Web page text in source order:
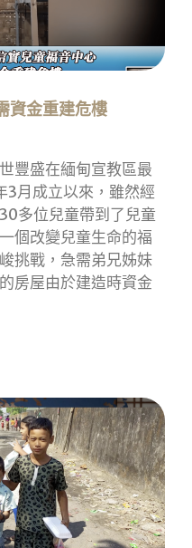
資金重建危樓
豐盛在緬甸宣教區最
月成立以來，雖然經
多位兒童帶到了兒童
個改變兒童生命的福
挑戰，急需弟兄姊妹
房屋由於建造時資金